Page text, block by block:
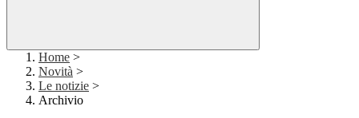
Home >
Novità >
Le notizie >
Archivio